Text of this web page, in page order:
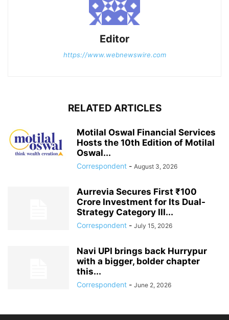
Editor
https://www.webnewswire.com
RELATED ARTICLES
Motilal Oswal Financial Services
Hosts the 10th Edition of Motilal
Oswal...
Correspondent - August 3, 2026
Aurrevia Secures First ₹100
Crore Investment for Its Dual-
Strategy Category III...
Correspondent - July 15, 2026
Navi UPI brings back Hurrypur
with a bigger, bolder chapter
this...
Correspondent - June 2, 2026